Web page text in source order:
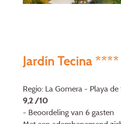
Jardín Tecina ****
Regio: La Gomera - Playa de
9,2 /10
- Beoordeling van 6 gasten